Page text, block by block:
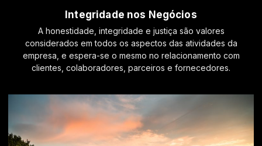
Integridade nos Negócios
A honestidade, integridade e justiça são valores
considerados em todos os aspectos das atividades da
empresa, e espera-se o mesmo no relacionamento com
clientes, colaboradores, parceiros e fornecedores.